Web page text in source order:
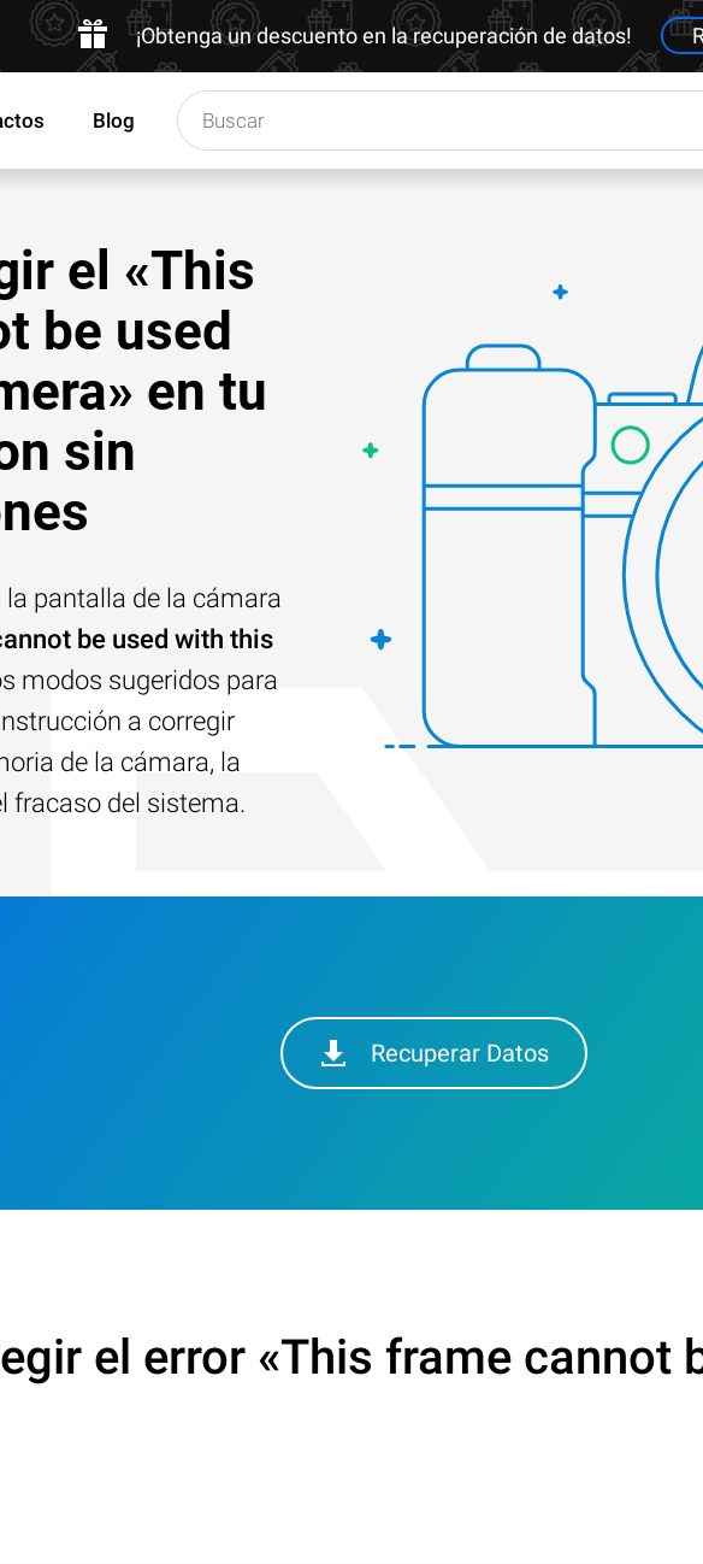
¡Obtenga un descuento en la recuperación de datos!
Blog
el «This
be used
en tu
sin
la pantalla de la cámara
be used with this
modos sugeridos para
a corregir
de la cámara, la
fracaso del sistema.
Recuperar Datos
el error «This frame cannot